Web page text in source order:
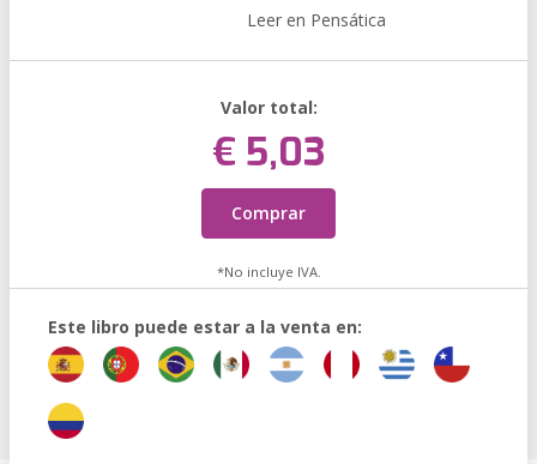
Leer en Pensática
Valor total:
€ 5,03
Comprar
*No incluye IVA.
Este libro puede estar a la venta en: